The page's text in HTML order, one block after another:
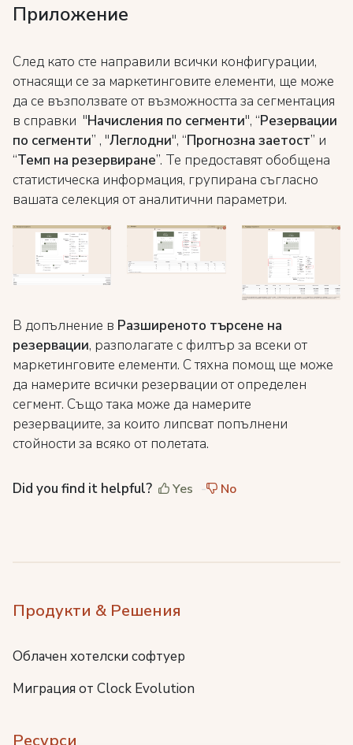
Приложение
След като сте направили всички конфигурации,
отнасящи се за маркетинговите елементи, ще може
да се възползвате от възможността за сегментация
в справки "Начисления по сегменти", “Резервации
по сегменти” , "Леглодни", “Прогнозна заетост” и
“Темп на резервиране”. Те предоставят обобщена
статистическа информация, групирана съгласно
вашата селекция от аналитични параметри.
В допълнение в Разширеното търсене на
резервации, разполагате с филтър за всеки от
маркетинговите елементи. С тяхна помощ ще може
да намерите всички резервации от определен
сегмент. Също така може да намерите
резервациите, за които липсват попълнени
стойности за всяко от полетата.
Did you find it helpful? Yes No
Продукти & Решения
Облачен хотелски софтуер
Миграция от Clock Evolution